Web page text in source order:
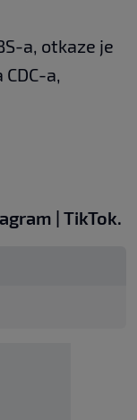
a, otkaze je
a,
| TikTok.